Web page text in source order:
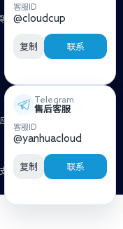
待时间。
更及时。
持快速处理。
客服ID
@cloudcup
复制 联系
Telegram
售后客服
客服ID
@yanhuacloud
复制 联系